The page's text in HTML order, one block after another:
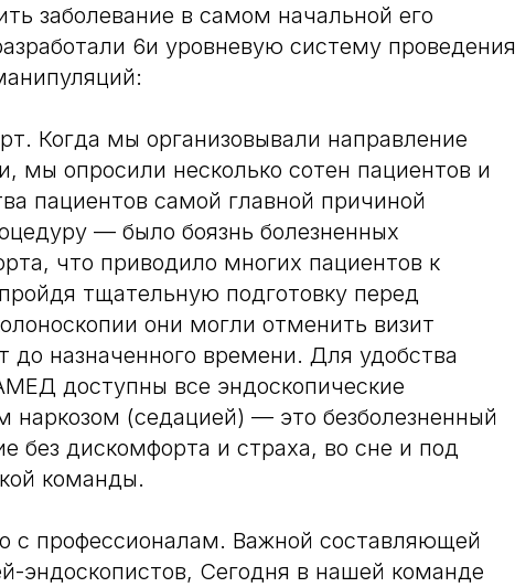
заболевание в самом начальной его
6и уровневую систему проведения
Когда мы организовывали направление
мы опросили несколько сотен пациентов и
пациентов самой главной причиной
— было боязнь болезненных
что приводило многих пациентов к
тщательную подготовку перед
они могли отменить визит
до назначенного времени. Для удобства
доступны все эндоскопические
(седацией) — это безболезненный
без дискомфорта и страха, во сне и под
команды.
с профессионалам. Важной составляющей
эндоскопистов, Сегодня в нашей команде